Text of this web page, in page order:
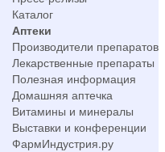
Каталог
Аптеки
Производители препаратов
Лекарственные препараты
Полезная информация
Домашняя аптечка
Витамины и минералы
Выставки и конференции
ФармИндустрия.ру